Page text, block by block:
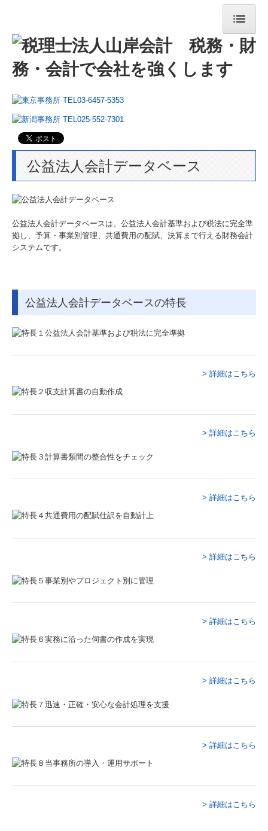
ホーム
法人・個人事業主の皆様
相続税・資産税について
法人紹介
コラム
お問い合わせ
採用メッセージ
仕事内容
応募フォーム
オンライン採用説明会
公益法人会計データベース
公益法人会計データベースは、公益法人会計基準および税法に完全準
拠し、予算・事業別管理、共通費用の配賦、決算まで行える財務会計
システムです。
公益法人会計データベースの特長
> 詳細はこちら
> 詳細はこちら
> 詳細はこちら
> 詳細はこちら
> 詳細はこちら
> 詳細はこちら
> 詳細はこちら
> 詳細はこちら